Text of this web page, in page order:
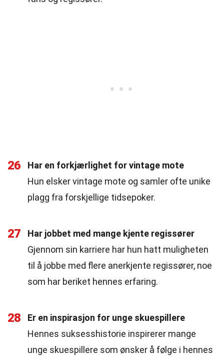
26
Har en forkjærlighet for vintage mote
Hun elsker vintage mote og samler ofte unike
plagg fra forskjellige tidsepoker.
27
Har jobbet med mange kjente regissører
Gjennom sin karriere har hun hatt muligheten
til å jobbe med flere anerkjente regissører, noe
som har beriket hennes erfaring.
28
Er en inspirasjon for unge skuespillere
Hennes suksesshistorie inspirerer mange
unge skuespillere som ønsker å følge i hennes